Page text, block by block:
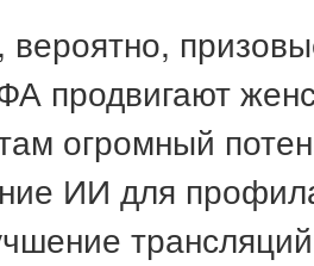
вероятно,
продвигают
огромный
ИИ для